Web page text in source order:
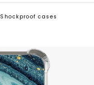
Shockproof cases